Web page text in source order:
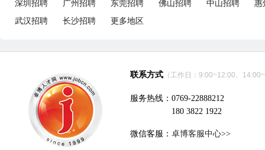
深圳招聘 广州招聘 东莞招聘 佛山招聘 中山招聘
惠
武汉招聘
长沙招聘 更多地区
联系方式 （工作日：9:00~12:00、
服务热线：0769-22888212
180 3822 1922
微信客服： 卓博客服中心>>